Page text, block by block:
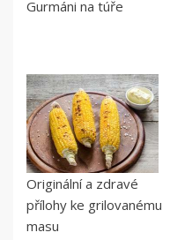
Gurmáni na túře
Originální a zdravé
přílohy ke grilovanému
masu